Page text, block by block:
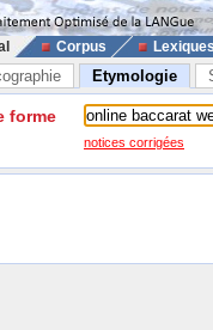
Corpus
Etymologie
forme
notices corrigées